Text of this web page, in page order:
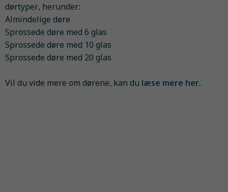
dørtyper, herunder:
Almindelige døre
Sprossede døre med 6 glas
Sprossede døre med 10 glas
Sprossede døre med 20 glas
Vil du vide mere om dørene, kan du læse mere her.